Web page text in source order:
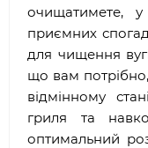
очищатимете,
приємних
для чищення
що вам
відмінному
гриля та
оптимальний